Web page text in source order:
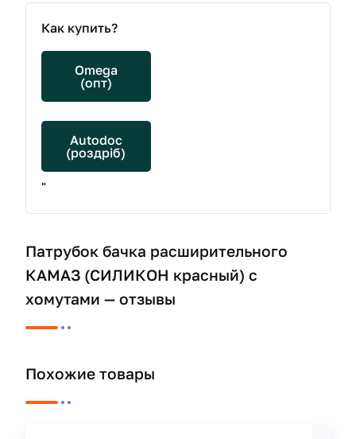
Как купить?
Omega
(опт)
Autodoc
(роздріб)
"
Патрубок бачка расширительного
КАМАЗ (СИЛИКОН красный) с
хомутами — отзывы
Похожие товары